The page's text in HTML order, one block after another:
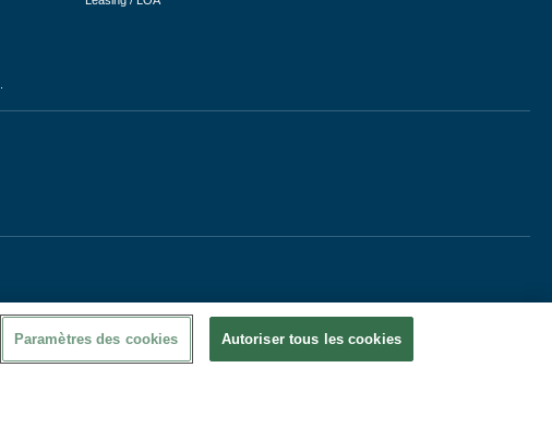
Paramètres des cookies Autoriser tous les cookies